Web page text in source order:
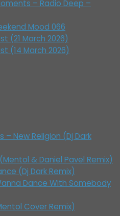
– Radio Deep –
Mood 066
(21 March 2026)
(14 March 2026)
– New Religion (Dj Dark
& Daniel Pavel Remix)
(Dj Dark Remix)
Dance With Somebody
Cover Remix)